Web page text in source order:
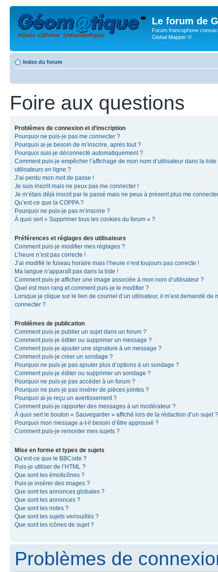
Le forum de
Forum francophone
Global Mapper ©
Index du forum
Foire aux questions
Problèmes de connexion et d’inscription
Pourquoi ne puis-je pas me connecter ?
Pourquoi ai-je besoin de m’inscrire, après tout ?
Pourquoi suis-je déconnecté automatiquement ?
Comment puis-je empêcher l’affichage de mon nom d’utilisateur dans la liste
utilisateurs en ligne ?
J’ai perdu mon mot de passe !
Je suis inscrit mais ne peux pas me connecter !
Je m’étais déjà inscrit par le passé mais ne peux à présent plus me
Qu’est-ce que la COPPA ?
Pourquoi ne puis-je pas m’inscrire ?
À quoi sert « Supprimer tous les cookies du forum » ?
Préférences et réglages des utilisateurs
Comment puis-je modifier mes réglages ?
L’heure n’est pas correcte !
J’ai modifié le fuseau horaire mais l’heure n’est toujours pas correcte !
Ma langue n’apparaît pas dans la liste !
Comment puis-je afficher une image associée à mon nom d’utilisateur ?
Quel est mon rang et comment puis-je le modifier ?
Lorsque je clique sur le lien de courriel d’un utilisateur, il m’est demandé de
connecter ?
Problèmes de publication
Comment puis-je publier un sujet dans un forum ?
Comment puis-je éditer ou supprimer un message ?
Comment puis-je ajouter une signature à un message ?
Comment puis-je créer un sondage ?
Pourquoi ne puis-je pas ajouter plus d’options à un sondage ?
Comment puis-je éditer ou supprimer un sondage ?
Pourquoi ne puis-je pas accéder à un forum ?
Pourquoi ne puis-je pas insérer de pièces jointes ?
Pourquoi ai-je reçu un avertissement ?
Comment puis-je rapporter des messages à un modérateur ?
À quoi sert le bouton « Sauvegarder » affiché lors de la rédaction d’un sujet ?
Pourquoi mon message a-t-il besoin d’être approuvé ?
Comment puis-je remonter mes sujets ?
Mise en forme et types de sujets
Qu’est-ce que le BBCode ?
Puis-je utiliser de l’HTML ?
Que sont les émoticônes ?
Puis-je insérer des images ?
Que sont les annonces globales ?
Que sont les annonces ?
Que sont les notes ?
Que sont les sujets verrouillés ?
Que sont les icônes de sujet ?
Problèmes de